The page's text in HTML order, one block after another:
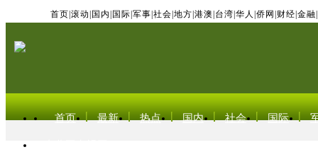
首页 滚动 国内 国际 军事 社会 地方 港澳 台湾 华人 侨网 财经 金融
首页 最新 热点 国内 社会 国际